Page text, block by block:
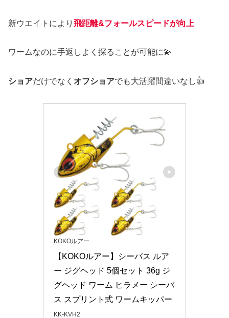
新ウエイトにより 飛距離&フォールスピードが向上
ワームなのに手返しよく探ることが可能に💫
ショアだけでなく オフショアでも大活躍間違いなし👍
KOKOルアー
【KOKOルアー】シーバス ルア
ー ジグヘッド 5個セット 36g ジ
グヘッド ワーム ヒラメー シーバ
ス スプリント式 ワームキッパー
KK-KVH2